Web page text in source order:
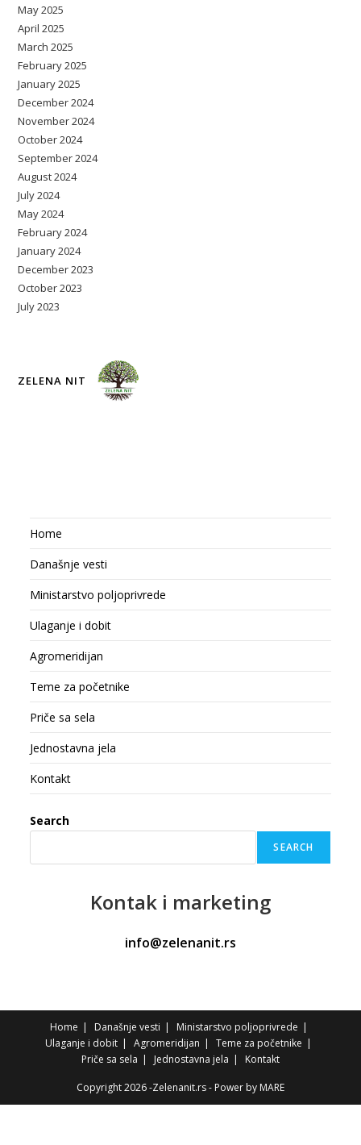
May 2025
April 2025
March 2025
February 2025
January 2025
December 2024
November 2024
October 2024
September 2024
August 2024
July 2024
May 2024
February 2024
January 2024
December 2023
October 2023
July 2023
ZELENA NIT
Home
Današnje vesti
Ministarstvo poljoprivrede
Ulaganje i dobit
Agromeridijan
Teme za početnike
Priče sa sela
Jednostavna jela
Kontakt
Search
SEARCH
Kontak i marketing
info@zelenanit.rs
Home Današnje vesti
Ministarstvo poljoprivrede
Ulaganje i dobit
Agromeridijan
Teme za početnike
Priče sa sela
Jednostavna jela Kontakt
Copyright 2026 -Zelenanit.rs - Power by MARE